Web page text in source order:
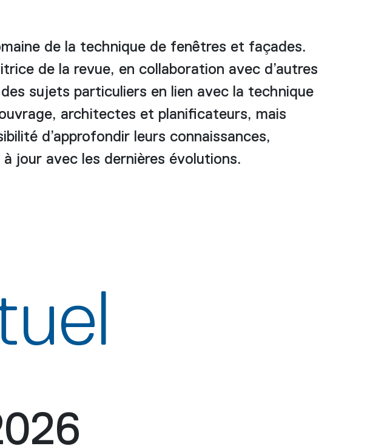
de la technique de fenêtres et façades.
de la revue, en collaboration avec d’autres
sujets particuliers en lien avec la technique
architectes et planificateurs, mais
d’approfondir leurs connaissances,
jour avec les dernières évolutions.